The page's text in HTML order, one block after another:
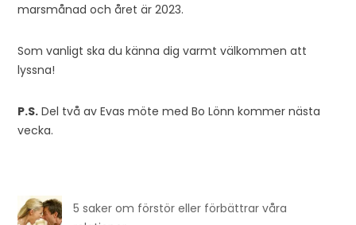
marsmånad och året är 2023.
Som vanligt ska du känna dig varmt välkommen att
lyssna!
P.S. Del två av Evas möte med Bo Lönn kommer nästa
vecka.
5 saker om förstör eller förbättrar våra